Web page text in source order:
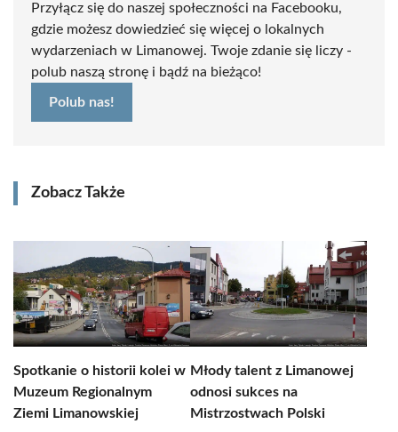
Przyłącz się do naszej społeczności na Facebooku,
gdzie możesz dowiedzieć się więcej o lokalnych
wydarzeniach w Limanowej. Twoje zdanie się liczy -
polub naszą stronę i bądź na bieżąco!
Polub nas!
Zobacz Także
Spotkanie o historii kolei w
Muzeum Regionalnym
Ziemi Limanowskiej
Młody talent z Limanowej
odnosi sukces na
Mistrzostwach Polski